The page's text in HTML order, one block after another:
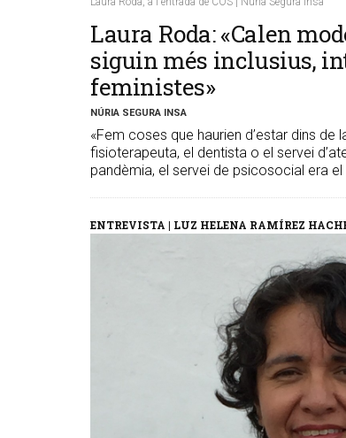
Laura Roda: «Calen
siguin més inclusius,
feministes»
NÚRIA SEGURA INSA
«Fem coses que haurien d’estar dins
fisioterapeuta, el dentista o el servei
pandèmia, el servei de psicosocial era el
ENTREVISTA | LUZ HELENA RAMÍREZ